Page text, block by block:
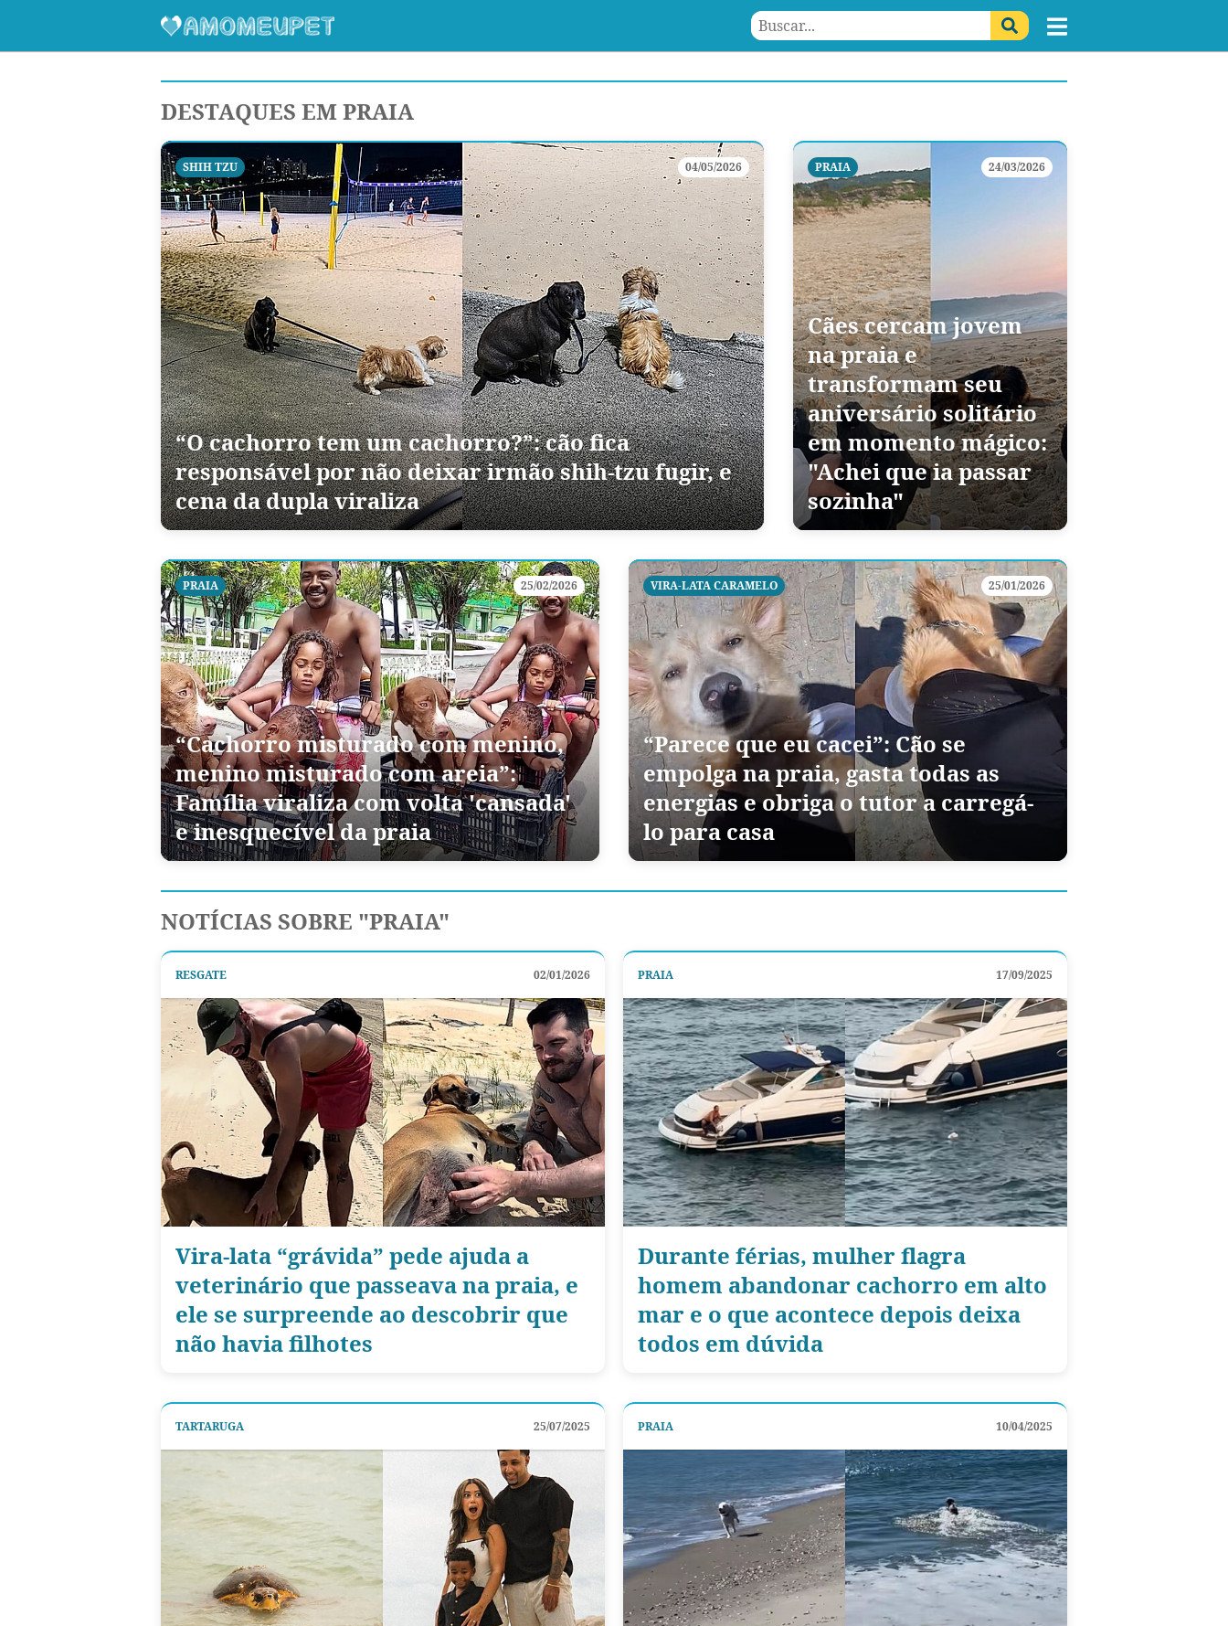
DESTAQUES EM PRAIA
SHIH TZU 04/05/2026
“O cachorro tem um cachorro?”: cão fica
responsável por não deixar irmão shih-tzu fugir, e
cena da dupla viraliza
PRAIA 24/03/2026
Cães cercam jovem
na praia e
transformam seu
aniversário solitário
em momento mágico:
"Achei que ia passar
sozinha"
PRAIA 25/02/2026
“Cachorro misturado com menino,
menino misturado com areia”:
Família viraliza com volta 'cansada'
e inesquecível da praia
VIRA-LATA CARAMELO 25/01/2026
“Parece que eu cacei”: Cão se
empolga na praia, gasta todas as
energias e obriga o tutor a carregá-
lo para casa
NOTÍCIAS SOBRE "PRAIA"
RESGATE 02/01/2026
Vira-lata “grávida” pede ajuda a
veterinário que passeava na praia, e
ele se surpreende ao descobrir que
não havia filhotes
PRAIA 17/09/2025
Durante férias, mulher flagra
homem abandonar cachorro em alto
mar e o que acontece depois deixa
todos em dúvida
TARTARUGA 25/07/2025 PRAIA 10/04/2025